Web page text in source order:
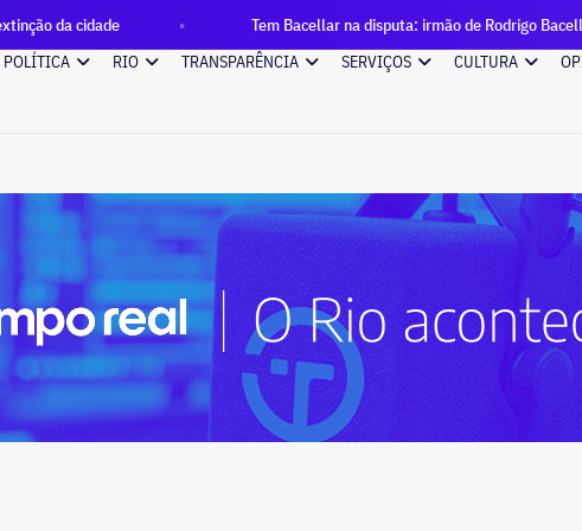
Tem Bacellar na disputa: irmão de Rodrigo Bacellar é candidato a
POLÍTICA RIO TRANSPARÊNCIA SERVIÇOS CULTURA